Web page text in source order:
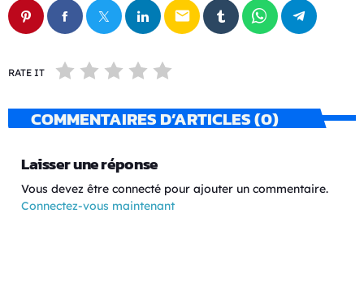
email
RATE IT
COMMENTAIRES D’ARTICLES (0)
Laisser une réponse
Vous devez être connecté pour ajouter un commentaire.
Connectez-vous maintenant